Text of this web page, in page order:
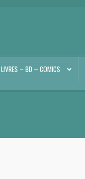
LIVRES – BD – COMICS